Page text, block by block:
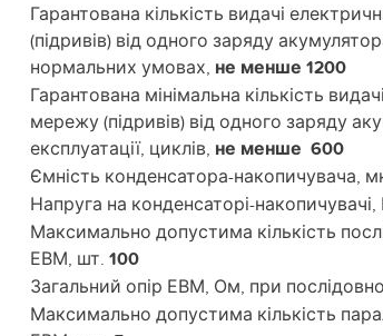
Гарантована кількість видачі
(підривів) від одного заряду
нормальних умовах, не менше 1200
Гарантована мінімальна кількість
мережу (підривів) від одного заряду
експлуатації, циклів, не менше 600
Ємність конденсатора-накопичувача,
Напруга на конденсаторі-накопичувачі,
Максимально допустима кількість
ЕВМ, шт. 100
Загальний опір ЕВМ, Ом, при
Максимально допустима кількість